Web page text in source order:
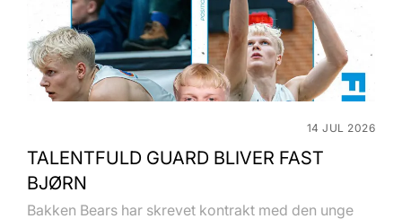
14 JUL 2026
TALENTFULD GUARD BLIVER FAST
BJØRN
Bakken Bears har skrevet kontrakt med den unge